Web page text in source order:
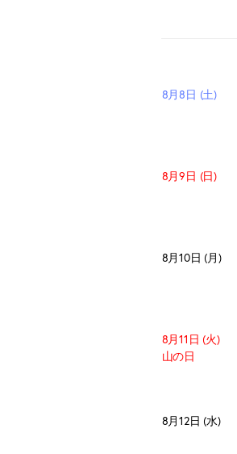
8月8日 (土)
8月9日 (日)
8月10日 (月)
8月11日 (火)
山の日
8月12日 (水)